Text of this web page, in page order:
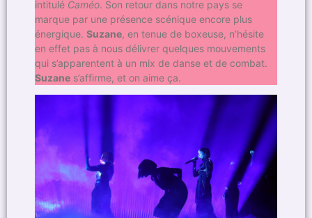
intitulé Caméo. Son retour dans notre pays se
marque par une présence scénique encore plus
énergique. Suzane, en tenue de boxeuse, n’hésite
en effet pas à nous délivrer quelques mouvements
qui s’apparentent à un mix de danse et de combat.
Suzane s’affirme, et on aime ça.